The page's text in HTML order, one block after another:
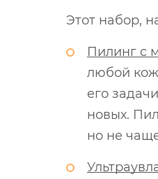
Этот набор,
Пилинг с
любой
его
новых.
но не